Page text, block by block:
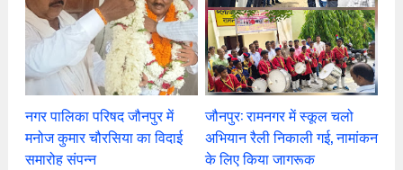
नगर पालिका परिषद जौनपुर में
मनोज कुमार चौरसिया का विदाई
समारोह संपन्न
जौनपुर: रामनगर में स्कूल चलो
अभियान रैली निकाली गई, नामांकन
के लिए किया जागरूक